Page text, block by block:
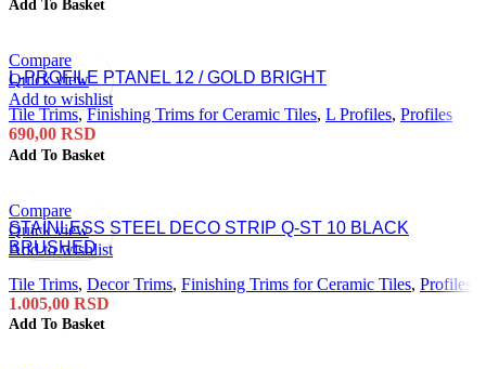
Add To Basket
Compare
Quick view
Add to wishlist
L-PROFILE PTANEL 12 / GOLD BRIGHT
Tile Trims, Finishing Trims for Ceramic Tiles, L Profiles, Profiles
690,00 RSD
Add To Basket
Compare
Quick view
Add to wishlist
STAINLESS STEEL DECO STRIP Q-ST 10 BLACK
BRUSHED
Tile Trims, Decor Trims, Finishing Trims for Ceramic Tiles, Profiles
1.005,00 RSD
Add To Basket